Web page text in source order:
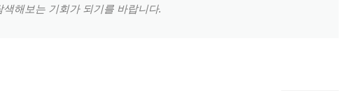
해보는 기회가 되기를 바랍니다.